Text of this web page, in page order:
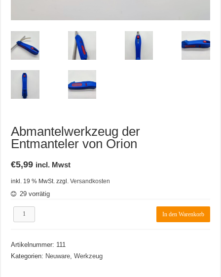
Abmantelwerkzeug der
Entmanteler von Orion
€5,99 incl. Mwst
inkl. 19 % MwSt. zzgl.Versandkosten
29 vorrätig
Abmantelwerkzeug
Orion
Menge
In den Warenkorb
Artikelnummer: 111
Kategorien: Neuware ,Werkzeug